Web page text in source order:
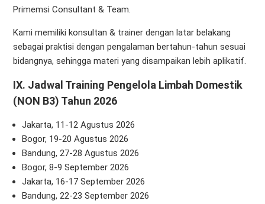
Primemsi Consultant & Team.
Kami memiliki konsultan & trainer dengan latar belakang
sebagai praktisi dengan pengalaman bertahun-tahun sesuai
bidangnya, sehingga materi yang disampaikan lebih aplikatif.
IX. Jadwal Training Pengelola Limbah Domestik
(NON B3) Tahun 2026
Jakarta, 11-12 Agustus 2026
Bogor, 19-20 Agustus 2026
Bandung, 27-28 Agustus 2026
Bogor, 8-9 September 2026
Jakarta, 16-17 September 2026
Bandung, 22-23 September 2026